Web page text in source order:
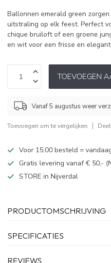
Ballonnen emerald green
uitstraling op elk feest. Perfect
chique bruiloft of een groene
en wit voor een frisse en
TOEVOEGEN
Vanaf 5 augustus weer
Toevoegen om te vergelijken
Voor 15:00 besteld =
Gratis levering vanaf € 50,-
STORE in Nijverdal
PRODUCTOMSCHRIJVING
SPECIFICATIES
REVIEWS